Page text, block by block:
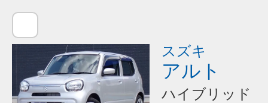
スズキ
アルト
ハイブリッド